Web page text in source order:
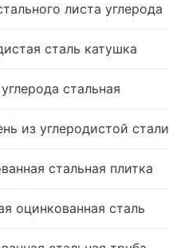
листа углерода
сталь катушка
стальная
из углеродистой стали
стальная плитка
оцинкованная сталь